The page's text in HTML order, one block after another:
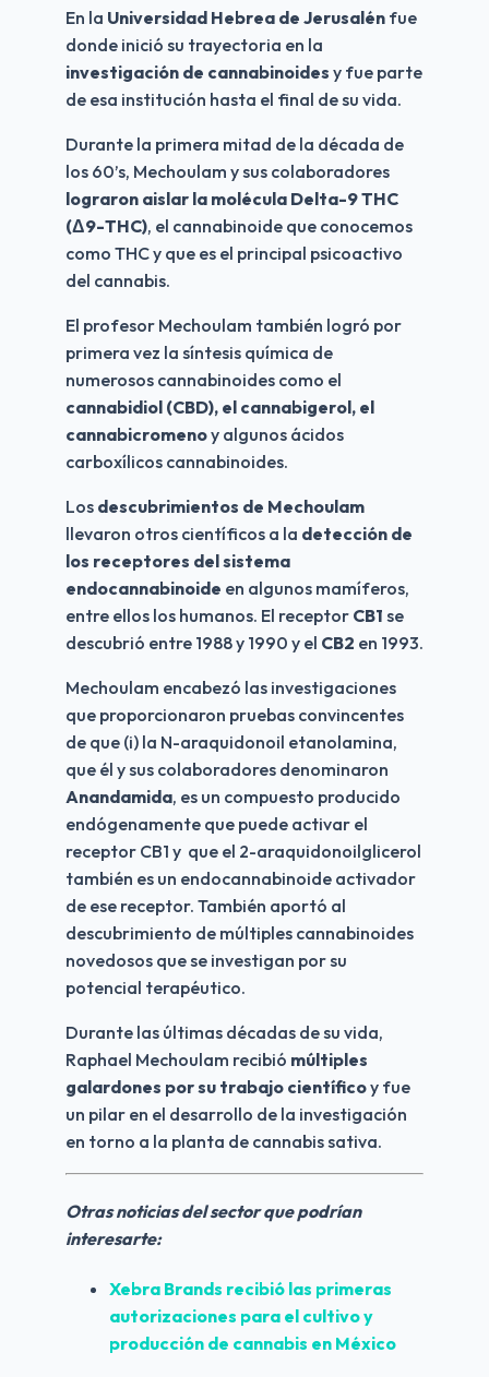
En la Universidad Hebrea de Jerusalén fue
investigación de cannabinoides y fue parte
de esa institución hasta el final de su vida.
Durante la primera mitad de la década de
lograron aislar la molécula Delta-9 THC
(Δ9-THC), el cannabinoide que conocemos
como THC y que es el principal psicoactivo
del cannabis.
El profesor Mechoulam también logró por
primera vez la síntesis química de
cannabidiol (CBD), el cannabigerol, el
cannabicromeno y algunos ácidos
carboxílicos cannabinoides.
Los descubrimientos de Mechoulam
llevaron otros científicos a la detección de
los receptores del sistema
endocannabinoide en algunos mamíferos,
entre ellos los humanos. El receptor CB1 se
descubrió entre 1988 y 1990 y el CB2 en 1993.
Mechoulam encabezó las investigaciones
que proporcionaron pruebas convincentes
de que (i) la N-araquidonoil etanolamina,
Anandamida, es un compuesto producido
endógenamente que puede activar el
receptor CB1 y  que el 2-araquidonoilglicerol
también es un endocannabinoide activador
de ese receptor. También aportó al
descubrimiento de múltiples cannabinoides
novedosos que se investigan por su
potencial terapéutico.
Durante las últimas décadas de su vida,
Raphael Mechoulam recibió múltiples
galardones por su trabajo científico y fue
un pilar en el desarrollo de la investigación
en torno a la planta de cannabis sativa.
Otras noticias del sector que podrían
interesarte:
Xebra Brands recibió las primeras
autorizaciones para el cultivo y
producción de cannabis en México